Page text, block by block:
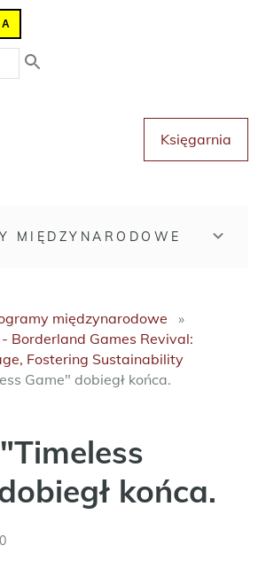
A
Księgarnia
MIĘDZYNARODOWE
międzynarodowe
- Borderland Games Revival:
Fostering Sustainability
Game" dobiegł końca.
końca.